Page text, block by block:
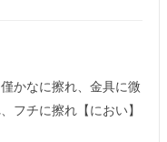
かなに擦れ、金具に微
フチに擦れ【におい】